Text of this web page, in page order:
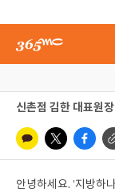
신촌점 김한 대표원
안녕하세요. ‘지방하